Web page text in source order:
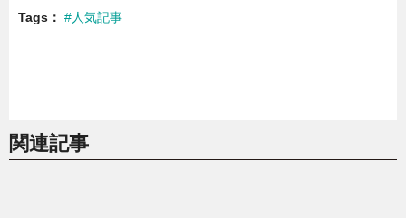
Tags #人気記事
関連記事